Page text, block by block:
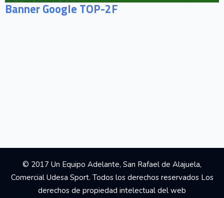
Banner Google TOP-2F
© 2017 Un Equipo Adelante, San Rafael de Alajuela,
Comercial Udesa Sport. Todos los derechos reservados Los
derechos de propiedad intelectual del web